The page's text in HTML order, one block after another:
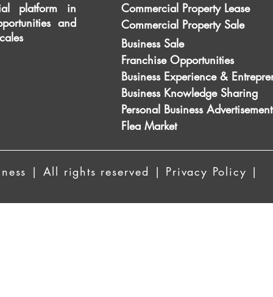
platform in
and
Commercial Property Lease
Commercial Property Sale
Business Sale
Franchise Opportunities
Business Experience &
Business Knowledge Sharing
Personal Business
Flea Market
| All rights reserved | Privacy Policy |